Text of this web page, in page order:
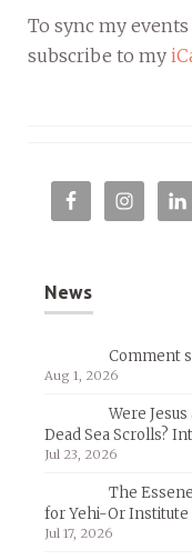
To sync my
subscribe to my
News
Comment
Aug 1, 2026
Were
Dead Sea Scrolls?
Jul 23, 2026
The
for Yehi-Or Institute
Jul 17, 2026